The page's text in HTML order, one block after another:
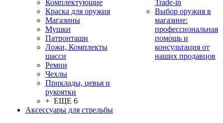
Комплектующие
Краска для оружия
Магазины
Мушки
Патронташи
Ложи, Комплекты
шасси
Ремни
Чехлы
Приклады, цевья и
рукоятки
+ ЕЩЕ 6
Аксессуары для стрельбы
Trade-in
Выбор оружия в
магазине:
профессиональная
помощь и
консультация от
наших продавцов